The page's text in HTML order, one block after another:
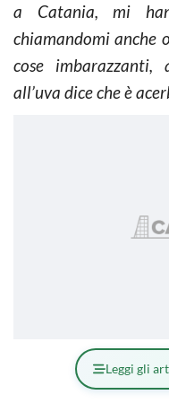
a Catania, mi
chiamandomi anche
cose
all’uva dice che è
Leggi gli